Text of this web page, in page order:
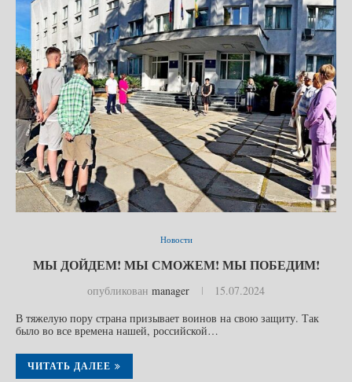
Новости
МЫ ДОЙДЕМ! МЫ СМОЖЕМ! МЫ ПОБЕДИМ!
опубликован manager
15.07.2024
В тяжелую пору страна призывает воинов на свою защиту. Так
было во все времена нашей, российской…
ЧИТАТЬ ДАЛЕЕ